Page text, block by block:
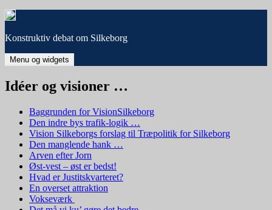
Hop
indhold
Konstruktiv debat om Silkeborg
Menu og widgets
Idéer og visioner …
Baggrunden for VisionSilkeborg
Den indre bys trafik-logik …
Vision Silkeborgs forslag til Træpolitik for Silkeborg
Den manglende hank …
Arven efter Jorn
Øst-vest – øst er bedst!
Hvad er Justitskvarteret?
En overset attraktion
Vokseværk